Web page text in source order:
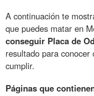
A continuación te
que puedes matar en
conseguir Placa de
resultado para
cumplir.
Páginas que